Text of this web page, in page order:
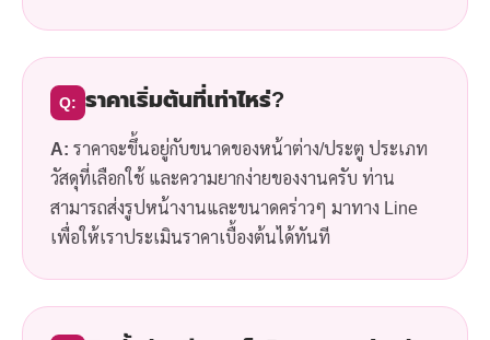
Q: ราคาเริ่มต้นที่เท่าไหร่?
A: ราคาจะขึ้นอยู่กับขนาดของหน้าต่าง/ประตู ประเภท
วัสดุที่เลือกใช้ และความยากง่ายของงานครับ ท่าน
สามารถส่งรูปหน้างานและขนาดคร่าวๆ มาทาง Line
เพื่อให้เราประเมินราคาเบื้องต้นได้ทันที